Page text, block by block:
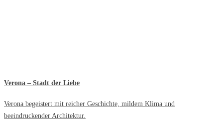
Verona – Stadt der Liebe
Verona begeistert mit reicher Geschichte, mildem Klima und
beeindruckender Architektur.